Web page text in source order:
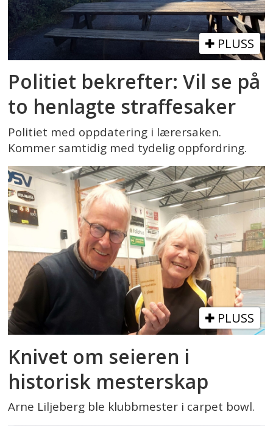
PLUSS
Politiet bekrefter: Vil se på
to henlagte straffesaker
Politiet med oppdatering i lærersaken.
Kommer samtidig med tydelig oppfordring.
PLUSS
Knivet om seieren i
historisk mesterskap
Arne Liljeberg ble klubbmester i carpet bowl.